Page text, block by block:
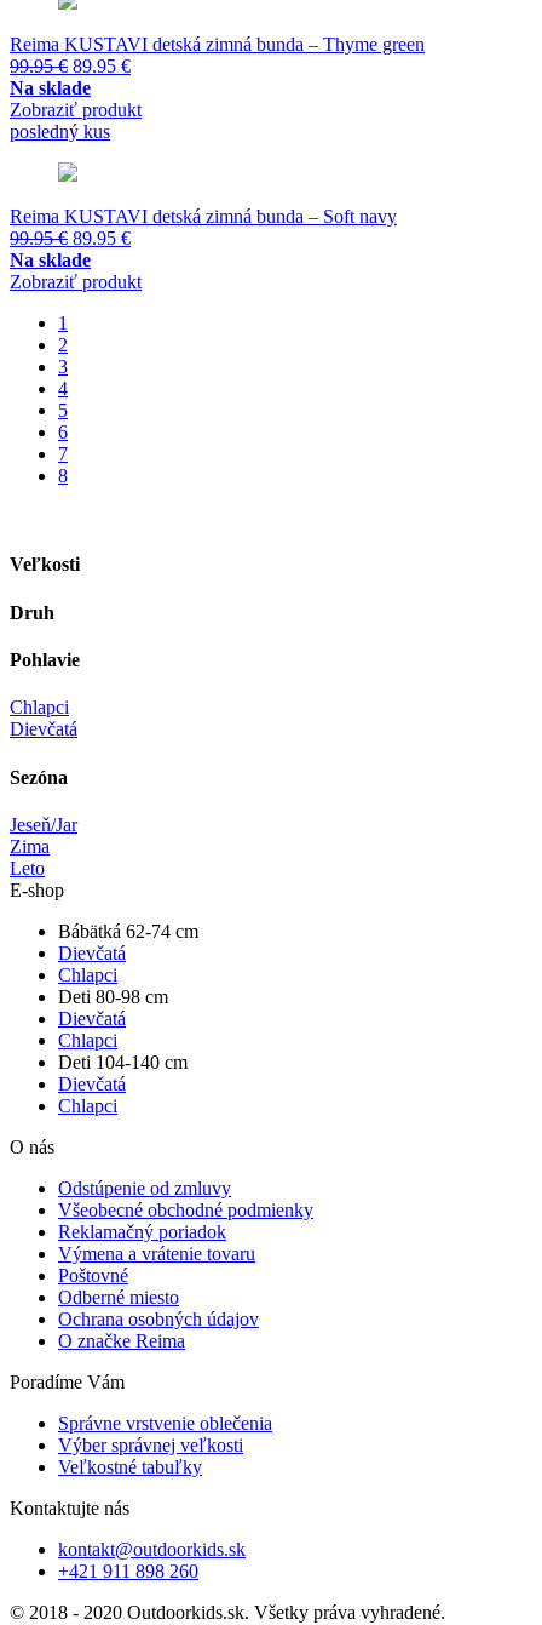
Reima KUSTAVI detská zimná bunda – Thyme green
99.95€ Pôvodná
cena
bola:
99.95 €.
89.95 €Aktuálna
je:
Na sklade
Zobraziť produkt
posledný kus
Reima KUSTAVI detská zimná bunda – Soft navy
99.95€ Pôvodná
cena
bola:
89.95 €Aktuálna
je:
Na sklade
Zobraziť produkt
1
2
3
4
5
6
7
8
Veľkosti
Druh
Pohlavie
Chlapci
Dievčatá
Sezóna
Jeseň/Jar
Zima
Leto
E-shop
Bábätká 62-74 cm
Dievčatá
Chlapci
Deti 80-98 cm
Dievčatá
Chlapci
Deti 104-140 cm
Dievčatá
Chlapci
O nás
Odstúpenie od zmluvy
Všeobecné obchodné podmienky
Reklamačný poriadok
Výmena a vrátenie tovaru
Poštovné
Odberné miesto
Ochrana osobných údajov
O značke Reima
Poradíme Vám
Správne vrstvenie oblečenia
Výber správnej veľkosti
Veľkostné tabuľky
Kontaktujte nás
kontakt@outdoorkids.sk
+421 911 898 260
© 2018 - 2020 Outdoorkids.sk. Všetky práva vyhradené.